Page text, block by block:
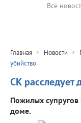
Все
Главная Новости
убийство
СК расследует
Пожилых
доме.